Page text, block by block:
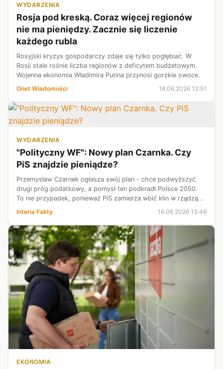
WYDARZENIA
Rosja pod kreską. Coraz więcej regionów
nie ma pieniędzy. Zacznie się liczenie
każdego rubla
Rosyjski kryzys gospodarczy zdaje się tylko pogłębiać. W
Rosji stale rośnie liczba regionów z deficytem budżetowym.
Wojenna ekonomia Władimira Putina przynosi gorzkie owoce.
Onet Wiadomości
16.06.2026 13:51
WYDARZENIA
"Polityczny WF": Nowy plan Czarnka. Czy
PiS znajdzie pieniądze?
Przemysław Czarnek ogłasza swój plan - chce podwyższyć
drugi próg podatkowy, a pomysł ten podkradł Polsce 2050.
To nie przypadek, ponieważ PiS zamierza wbić klin w rządzącą
koalicję, wyciągając na wierzch panujące w niej niesnaski. Czy
jednak opozycy...
Interia Fakty 16.06.2026 13:49
EKONOMIA